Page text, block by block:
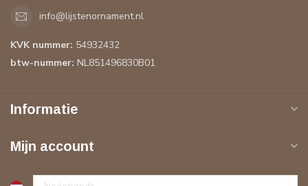
info@lijstenornament.nl
KVK nummer: 54932432
btw-nummer: NL851496830B01
Informatie
Mijn account